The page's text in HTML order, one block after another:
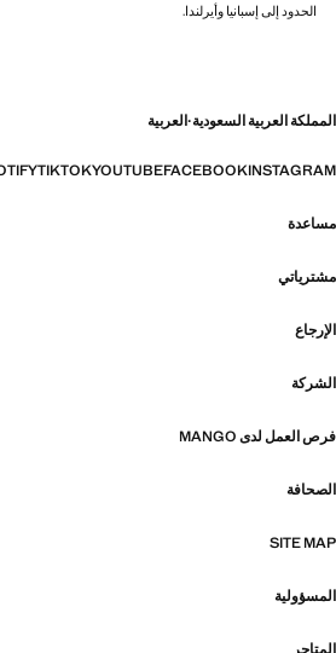
الحدود إلى إسبانيا وأيرلندا.
المملكة العربية السعودية·العربية
INSTAGRAM
FACEBOOK
YOUTUBE
TIKTOK
مساعدة
مشترياتي
الإرجاع
الشركة
فرص العمل لدى MANGO
الصحافة
SITE MAP
المسؤولية